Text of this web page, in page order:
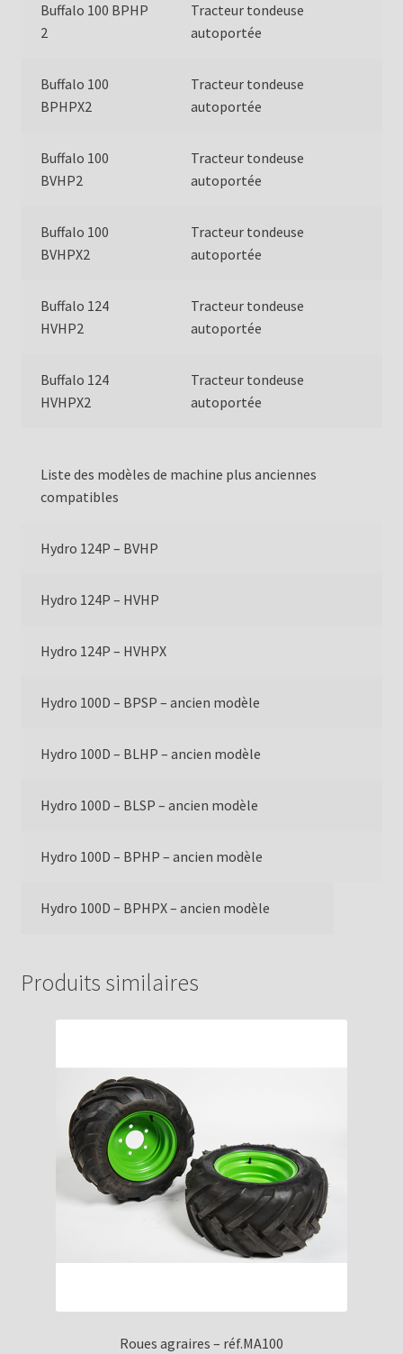
Buffalo 100 BPHP
2
Tracteur tondeuse
autoportée
Buffalo 100
BPHPX2
Tracteur tondeuse
autoportée
Buffalo 100
BVHP2
Tracteur tondeuse
autoportée
Buffalo 100
BVHPX2
Tracteur tondeuse
autoportée
Buffalo 124
HVHP2
Tracteur tondeuse
autoportée
Buffalo 124
HVHPX2
Tracteur tondeuse
autoportée
Liste des modèles de machine plus anciennes
compatibles
Hydro 124P – BVHP
Hydro 124P – HVHP
Hydro 124P – HVHPX
Hydro 100D – BPSP – ancien modèle
Hydro 100D – BLHP – ancien modèle
Hydro 100D – BLSP – ancien modèle
Hydro 100D – BPHP – ancien modèle
Hydro 100D – BPHPX – ancien modèle
Produits similaires
Roues agraires – réf.MA100